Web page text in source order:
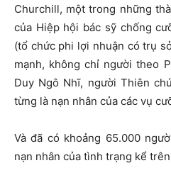
Churchill, một trong những
của Hiệp hội bác sỹ chống
(tổ chức phi lợi nhuận có trụ
mạnh, không chỉ người theo
Duy Ngô Nhĩ, người Thiên
từng là nạn nhân của các vụ
Và đã có khoảng 65.000
nạn nhân của tình trạng kể